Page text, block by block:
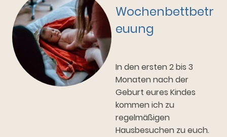
Wochenbettbetr
euung
In den ersten 2 bis 3
Monaten nach der
Geburt eures Kindes
kommen ich zu
regelmäßigen
Hausbesuchen zu euch.